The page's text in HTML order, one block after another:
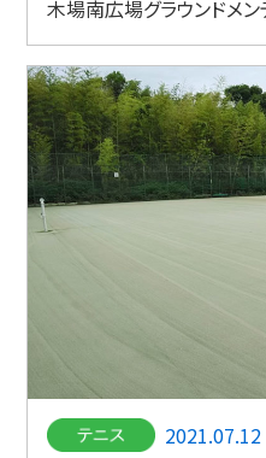
木場南広場グラウンドメン
2021.07.12